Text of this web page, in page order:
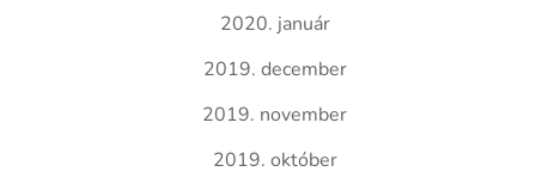
2020. január
2019. december
2019. november
2019. október